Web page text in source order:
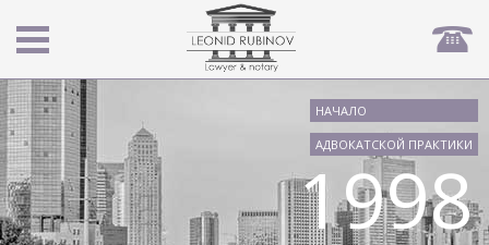
1998
НАЧАЛО
АДВОКАТСКОЙ ПРАКТИКИ